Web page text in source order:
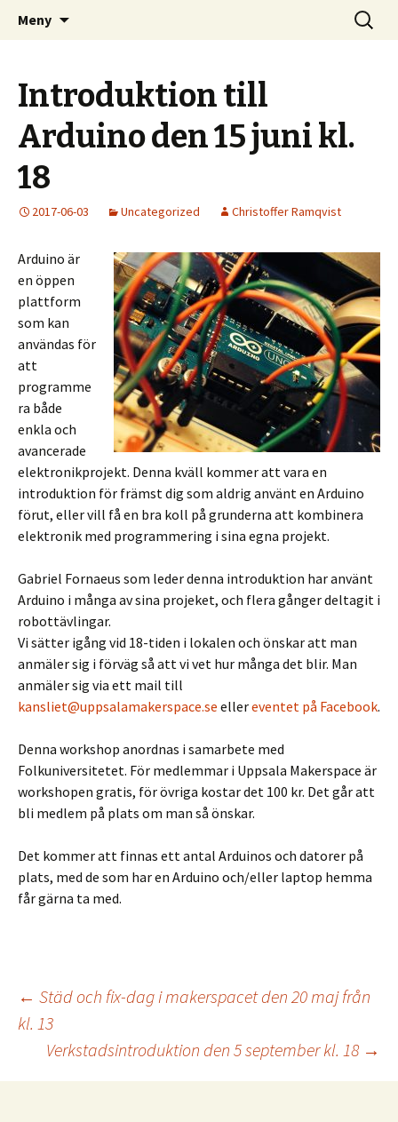
Uppsala Makerspace
Kom och skapa i Uppsala!
Meny
Sök
efter:
Introduktion till
Arduino den 15 juni kl.
18
2017-06-03 Uncategorized Christoffer Ramqvist
Arduino är
en öppen
plattform
som kan
användas för
att
programme
ra både
enkla och
avancerade
elektronikprojekt. Denna kväll kommer att vara en
introduktion för främst dig som aldrig använt en Arduino
förut, eller vill få en bra koll på grunderna att kombinera
elektronik med programmering i sina egna projekt.
Gabriel Fornaeus som leder denna introduktion har använt
Arduino i många av sina projeket, och flera gånger deltagit i
robottävlingar.
Vi sätter igång vid 18-tiden i lokalen och önskar att man
anmäler sig i förväg så att vi vet hur många det blir. Man
anmäler sig via ett mail till
kansliet@uppsalamakerspace.se ellereventet på Facebook.
Denna workshop anordnas i samarbete med
Folkuniversitetet. För medlemmar i Uppsala Makerspace är
workshopen gratis, för övriga kostar det 100 kr. Det går att
bli medlem på plats om man så önskar.
Det kommer att finnas ett antal Arduinos och datorer på
plats, med de som har en Arduino och/eller laptop hemma
får gärna ta med.
Inläggsnavigering
← Städ och fix-dag i makerspacet den 20 maj från
kl. 13
Verkstadsintroduktion den 5 september kl. 18 →